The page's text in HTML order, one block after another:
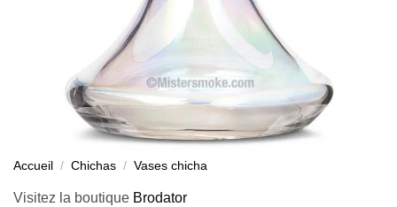
Accueil / Chichas / Vases chicha
Visitez la boutique Brodator